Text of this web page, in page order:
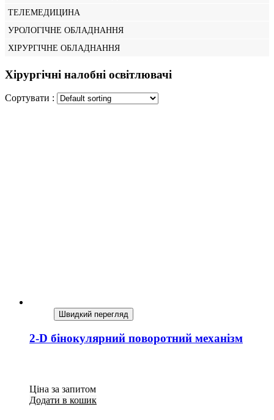
ТЕЛЕМЕДИЦИНА
УРОЛОГІЧНЕ ОБЛАДНАННЯ
ХІРУРГІЧНЕ ОБЛАДНАННЯ
Хірургічні налобні освітлювачі
Сортувати :
Швидкий перегляд
2-D бінокулярний поворотний механізм
Ціна за запитом
Додати в кошик